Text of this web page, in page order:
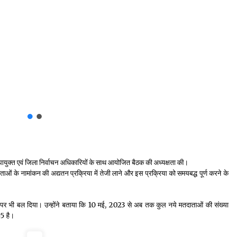
एवं जिला निर्वाचन अधिकारियों के साथ आयोजित बैठक की अध्यक्षता की।
के नामांकन की अद्यतन प्रक्रिया में तेजी लाने और इस प्रक्रिया को समयबद्ध पूर्ण करने के
भी बल दिया। उन्होंने बताया कि 10 मई, 2023 से अब तक कुल नये मतदाताओं की संख्या
है।